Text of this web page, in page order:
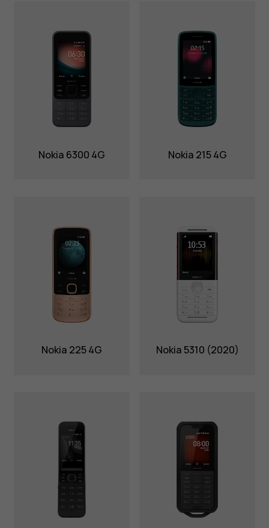
Nokia 6300 4G Nokia 215 4G
Nokia 225 4G Nokia 5310 (2020)